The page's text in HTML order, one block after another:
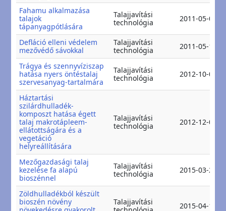
Fahamu alkalmazása
talajok
tápanyagpótlására
Talajjavítási
technológia
2011-05-07
Defláció elleni védelem
mezővédő sávokkal
Talajjavítási
technológia
2011-05-12
Trágya és szennyvíziszap
hatása nyers öntéstalaj
szervesanyag-tartalmára
Talajjavítási
technológia
2012-10-06
Háztartási
szilárdhulladék-
komposzt hatása égett
talaj makrotápleem-
ellátottságára és a
vegetáció
helyreállítására
Talajjavítási
technológia
2012-12-06
Mezőgazdasági talaj
kezelése fa alapú
bioszénnel
Talajjavítási
technológia
2015-03-27
Zöldhulladékból készült
bioszén növény
Talajjavítási
2015-04-10